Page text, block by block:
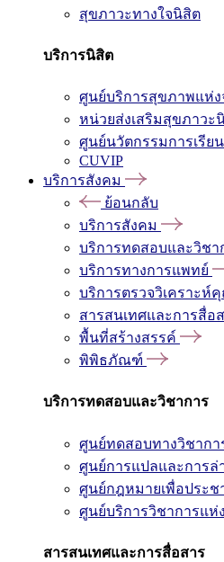
สุขภาวะทางใจนิสิต
บริการนิสิต
ศูนย์บริการสุขภาพแห่ง
หน่วยส่งเสริมสุขภาวะ
ศูนย์นวัตกรรมการเรียน
CUVIP
บริการสังคม
ย้อนกลับ
บริการสังคม
บริการทดสอบและวิชา
บริการทางการแพทย์
บริการตรวจวิเคราะห์
สารสนเทศและการสื่อ
พื้นที่สร้างสรรค์
พิพิธภัณฑ์
บริการทดสอบและวิชาการ
ศูนย์ทดสอบทางวิชากา
ศูนย์การแปลและการล่
ศูนย์กฎหมายเพื่อประช
ศูนย์บริการวิชาการแ
สารสนเทศและการสื่อสาร